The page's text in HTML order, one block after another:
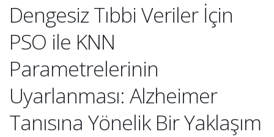
Dengesiz Tıbbi Veriler İçin
PSO ile KNN
Parametrelerinin
Uyarlanması: Alzheimer
Tanısına Yönelik Bir Yaklaşım